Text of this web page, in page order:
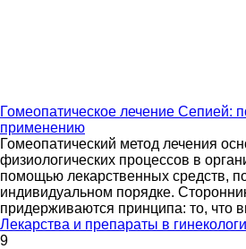
Гомеопатическое лечение Сепией:
применению
Гомеопатический метод лечения
физиологических процессов в
помощью лекарственных средств,
индивидуальном порядке.
придерживаются принципа: то, что
Лекарства и препараты в
9